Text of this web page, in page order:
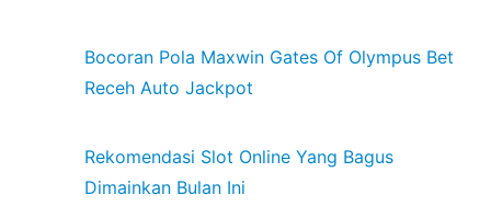
Bocoran Pola Maxwin Gates Of Olympus Bet
Receh Auto Jackpot
Rekomendasi Slot Online Yang Bagus
Dimainkan Bulan Ini